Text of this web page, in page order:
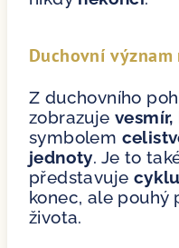
Duchovní význam
Z duchovního
zobrazuje
symbolem
jednoty. Je to
představuje
konec, ale pouhý
života.